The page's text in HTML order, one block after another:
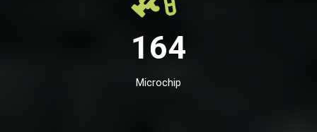
164
Microchip